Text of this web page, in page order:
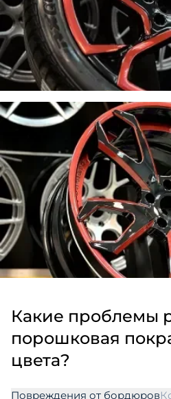
Какие проблемы
порошковая
цвета?
Повреждения от бордюров